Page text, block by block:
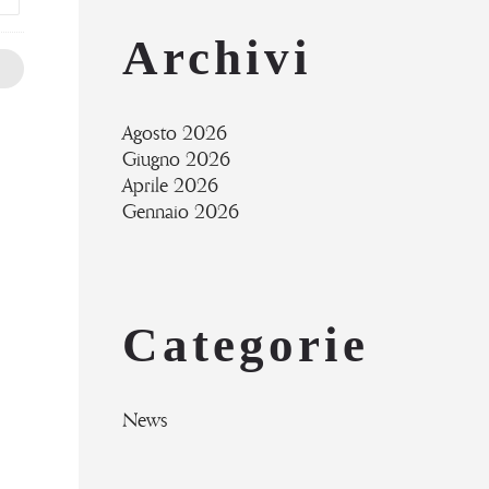
Archivi
Agosto 2026
Giugno 2026
Aprile 2026
Gennaio 2026
Categorie
News